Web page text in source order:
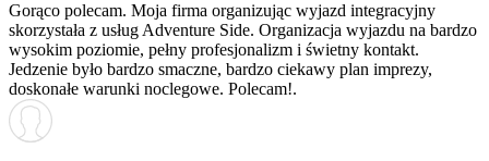
Gorąco polecam. Moja firma organizując wyjazd integracyjny
skorzystała z usług Adventure Side. Organizacja wyjazdu na bardzo
wysokim poziomie, pełny profesjonalizm i świetny kontakt.
Jedzenie było bardzo smaczne, bardzo ciekawy plan imprezy,
doskonałe warunki noclegowe. Polecam!.